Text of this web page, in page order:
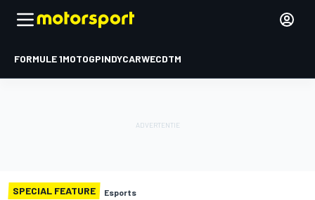
FORMULE 1MOTOGPINDYCARWECDTM
SPECIAL FEATURE Esports